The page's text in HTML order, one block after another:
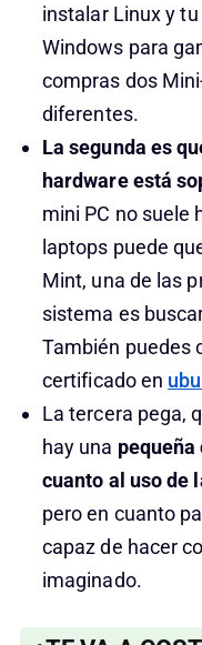
instalar Linux y
Windows para
compras dos
diferentes.
La segunda es
hardware está
mini PC no suele
laptops puede
Mint, una de las
sistema es
También puedes
certificado en
La tercera pega,
hay una
cuanto al uso de
pero en cuanto
capaz de hacer
imaginado.